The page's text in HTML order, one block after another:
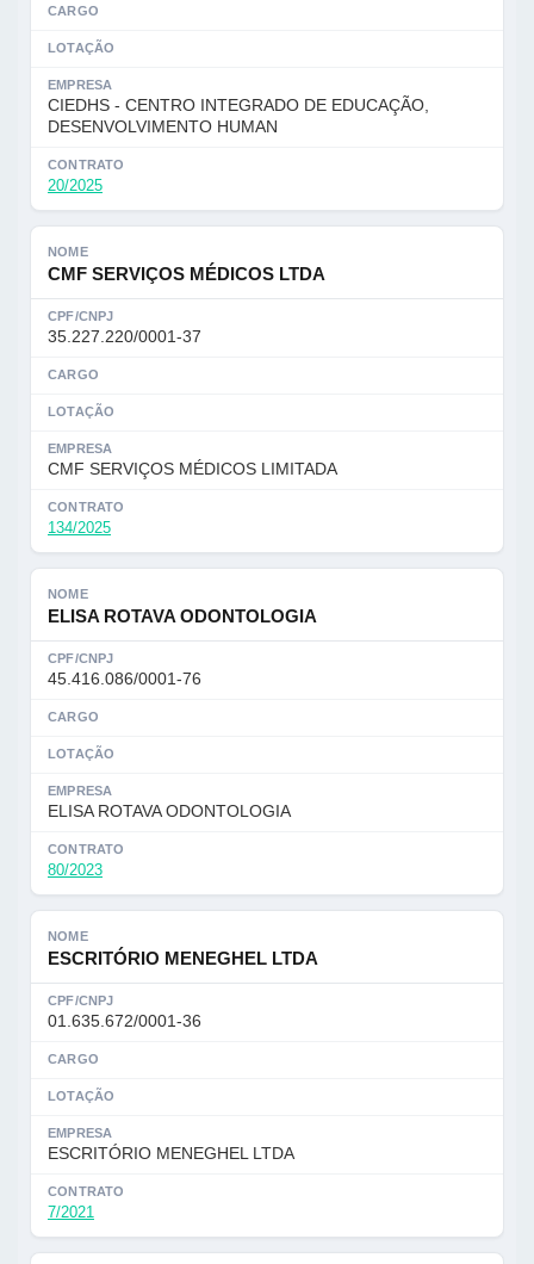
CARGO
LOTAÇÃO
EMPRESA
CIEDHS - CENTRO INTEGRADO DE EDUCAÇÃO,
DESENVOLVIMENTO HUMAN
CONTRATO
20/2025
NOME
CMF SERVIÇOS MÉDICOS LTDA
CPF/CNPJ
35.227.220/0001-37
CARGO
LOTAÇÃO
EMPRESA
CMF SERVIÇOS MÉDICOS LIMITADA
CONTRATO
134/2025
NOME
ELISA ROTAVA ODONTOLOGIA
CPF/CNPJ
45.416.086/0001-76
CARGO
LOTAÇÃO
EMPRESA
ELISA ROTAVA ODONTOLOGIA
CONTRATO
80/2023
NOME
ESCRITÓRIO MENEGHEL LTDA
CPF/CNPJ
01.635.672/0001-36
CARGO
LOTAÇÃO
EMPRESA
ESCRITÓRIO MENEGHEL LTDA
CONTRATO
7/2021